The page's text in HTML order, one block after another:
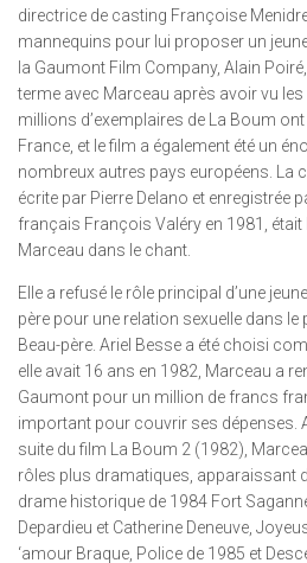
directrice de casting Françoise
mannequins pour lui proposer un
la Gaumont Film Company, Alain
terme avec Marceau après avoir vu
millions d’exemplaires de La Boum ont
France, et le film a également été un
nombreux autres pays européens. La
écrite par Pierre Delano et enregistrée
français François Valéry en 1981,
Marceau dans le chant.
Elle a refusé le rôle principal d’une
père pour une relation sexuelle dans
Beau-père. Ariel Besse a été choisi
elle avait 16 ans en 1982, Marceau a
Gaumont pour un million de francs
important pour couvrir ses dépenses.
suite du film La Boum 2 (1982),
rôles plus dramatiques, apparaissant
drame historique de 1984 Fort
Depardieu et Catherine Deneuve,
‘amour Braque, Police de 1985 et